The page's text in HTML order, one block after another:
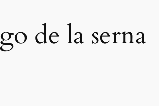
de la serna